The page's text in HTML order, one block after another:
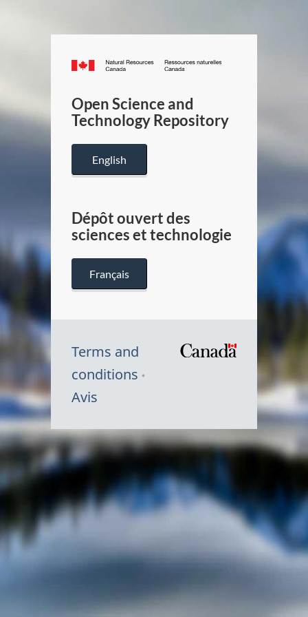
Canada.ca
/
Canada
Open Science and
Technology Repository
English
Dépôt ouvert des
sciences et technologie
Français
Terms and
conditions
Avis
Symbole
du
Canada